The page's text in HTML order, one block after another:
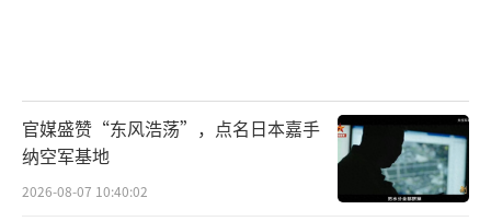
官媒盛赞“东风浩荡”，点名日本嘉手
纳空军基地
2026-08-07 10:40:02